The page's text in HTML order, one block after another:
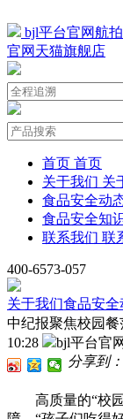
bjl平台官网航
官网天猫旗舰店
首页 首页
关于我们 关
食品安全动
食品安全知
联系我们 联
400-6573-057
关于我们食品安全
中纪报聚焦校园
10:28
bjl平台官网
分享到：
高质量的“校园